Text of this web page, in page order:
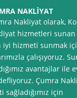
NAKLİYAT
Nakliyat olarak,
hizmetleri sunan
hizmeti sunmak
çalışıyoruz.
avantajlar ile
Çumra
için